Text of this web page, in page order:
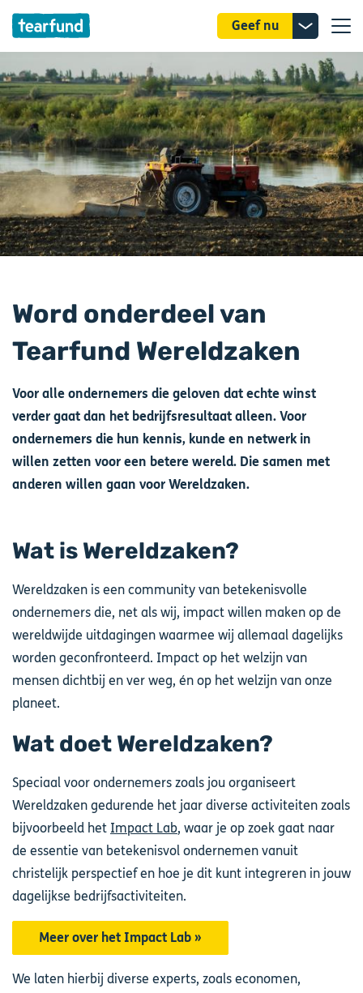
Geef nu
Word onderdeel van
Tearfund Wereldzaken
Voor alle ondernemers die geloven dat echte winst
verder gaat dan het bedrijfsresultaat alleen. Voor
ondernemers die hun kennis, kunde en netwerk in
willen zetten voor een betere wereld. Die samen met
anderen willen gaan voor Wereldzaken.
Wat is Wereldzaken?
Wereldzaken is een community van betekenisvolle
ondernemers die, net als wij, impact willen maken op de
wereldwijde uitdagingen waarmee wij allemaal dagelijks
worden geconfronteerd. Impact op het welzijn van
mensen dichtbij en ver weg, én op het welzijn van onze
planeet.
Wat doet Wereldzaken?
Speciaal voor ondernemers zoals jou organiseert
Wereldzaken gedurende het jaar diverse activiteiten zoals
bijvoorbeeld het Impact Lab, waar je op zoek gaat naar
de essentie van betekenisvol ondernemen vanuit
christelijk perspectief en hoe je dit kunt integreren in jouw
dagelijkse bedrijfsactiviteiten.
Meer over het Impact Lab »
We laten hierbij diverse experts, zoals economen,